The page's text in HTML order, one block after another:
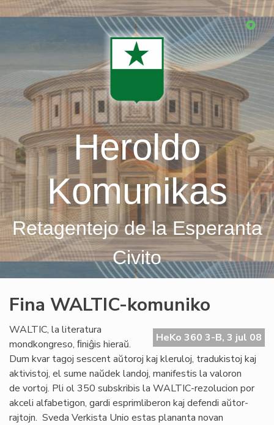
Skip
Heroldo
Komunikas
Retagentejo de la Esperanta
Civito
Fina WALTIC-komuniko
HeKo 360 3-B, 3 jul 08
WALTIC, la literatura
mondkongreso, ﬁniĝis hieraŭ.
Dum kvar tagoj sescent aŭtoroj kaj kleruloj, tradukistoj kaj
aktivistoj, el sume naŭdek landoj, manifestis la valoron
de vortoj. Pli ol 350 subskribis la WALTIC-rezolucion por
akceli alfabetigon, gardi esprimliberon kaj defendi aŭtor-
rajtojn. Sveda Verkista Unio estas plananta novan